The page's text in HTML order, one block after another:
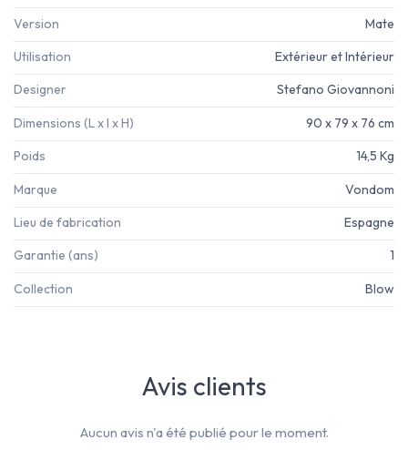
Version Mate
Utilisation Extérieur et Intérieur
Designer Stefano Giovannoni
Dimensions (L x l x H) 90 x 79 x 76 cm
Poids 14,5 Kg
Marque Vondom
Lieu de fabrication Espagne
Garantie (ans) 1
Collection Blow
Avis clients
Aucun avis n'a été publié pour le moment.